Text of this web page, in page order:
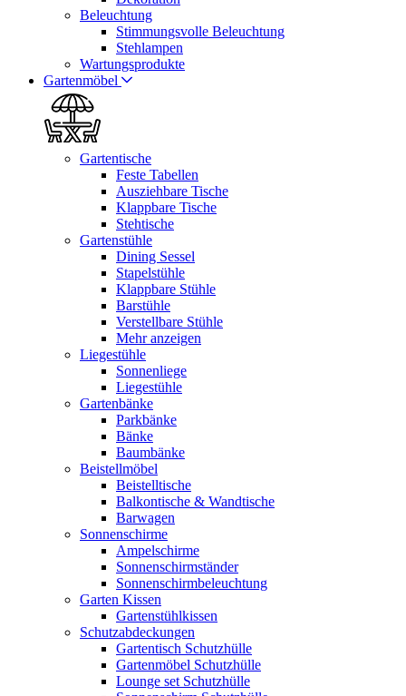
Beleuchtung
Stimmungsvolle Beleuchtung
Stehlampen
Wartungsprodukte
Gartenmöbel
Gartentische
Feste Tabellen
Ausziehbare Tische
Klappbare Tische
Stehtische
Gartenstühle
Dining Sessel
Stapelstühle
Klappbare Stühle
Barstühle
Verstellbare Stühle
Mehr anzeigen
Liegestühle
Sonnenliege
Liegestühle
Gartenbänke
Parkbänke
Bänke
Baumbänke
Beistellmöbel
Beistelltische
Balkontische & Wandtische
Barwagen
Sonnenschirme
Ampelschirme
Sonnenschirmständer
Sonnenschirmbeleuchtung
Garten Kissen
Gartenstühlkissen
Schutzabdeckungen
Gartentisch Schutzhülle
Gartenmöbel Schutzhülle
Lounge set Schutzhülle